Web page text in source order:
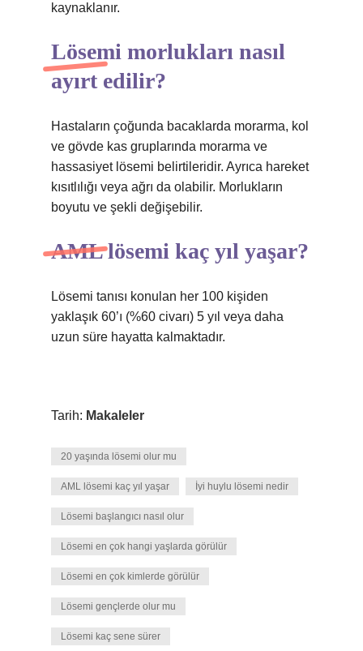
kaynaklanır.
Lösemi morlukları nasıl
ayırt edilir?
Hastaların çoğunda bacaklarda morarma, kol
ve gövde kas gruplarında morarma ve
hassasiyet lösemi belirtileridir. Ayrıca hareket
kısıtlılığı veya ağrı da olabilir. Morlukların
boyutu ve şekli değişebilir.
AML lösemi kaç yıl yaşar?
Lösemi tanısı konulan her 100 kişiden
yaklaşık 60’ı (%60 civarı) 5 yıl veya daha
uzun süre hayatta kalmaktadır.
Tarih: Makaleler
20 yaşında lösemi olur mu
AML lösemi kaç yıl yaşar İyi huylu lösemi nedir
Lösemi başlangıcı nasıl olur
Lösemi en çok hangi yaşlarda görülür
Lösemi en çok kimlerde görülür
Lösemi gençlerde olur mu
Lösemi kaç sene sürer